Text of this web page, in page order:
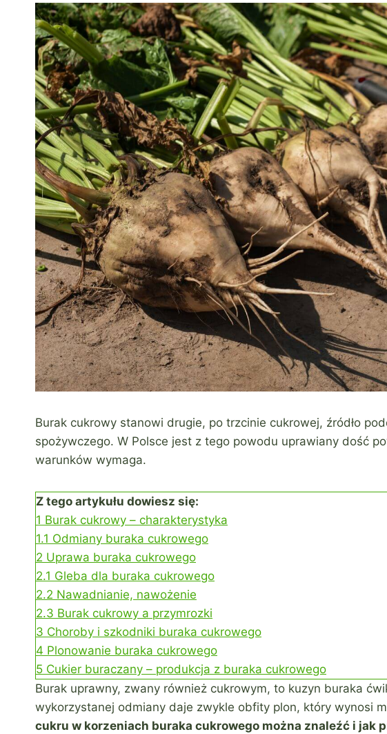
Burak cukrowy stanowi drugie, po trzcinie cukrowej, źródło
spożywczego. W Polsce jest z tego powodu uprawiany dość
warunków wymaga.
Z tego artykułu dowiesz się:
1 Burak cukrowy – charakterystyka
1.1 Odmiany buraka cukrowego
2 Uprawa buraka cukrowego
2.1 Gleba dla buraka cukrowego
2.2 Nawadnianie, nawożenie
2.3 Burak cukrowy a przymrozki
3 Choroby i szkodniki buraka cukrowego
4 Plonowanie buraka cukrowego
5 Cukier buraczany – produkcja z buraka cukrowego
Burak uprawny, zwany również cukrowym, to kuzyn buraka
wykorzystanej odmiany daje zwykle obfity plon, który wynosi
cukru w korzeniach buraka cukrowego można znaleźć i jak